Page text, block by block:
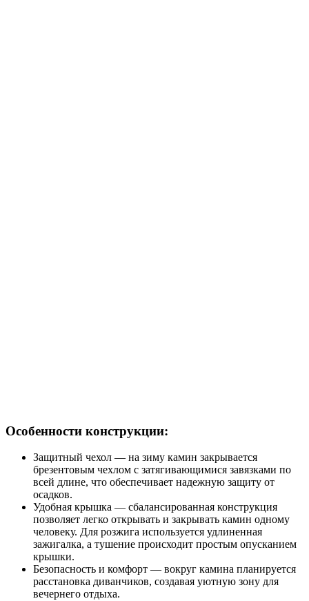
Особенности конструкции:
Защитный чехол — на зиму камин закрывается
брезентовым чехлом с затягивающимися завязками по
всей длине, что обеспечивает надежную защиту от
осадков.
Удобная крышка — сбалансированная конструкция
позволяет легко открывать и закрывать камин одному
человеку. Для розжига используется удлиненная
зажигалка, а тушение происходит простым опусканием
крышки.
Безопасность и комфорт — вокруг камина планируется
расстановка диванчиков, создавая уютную зону для
вечернего отдыха.